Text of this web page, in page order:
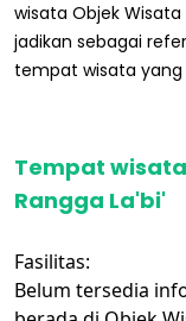
wisata Objek
jadikan sebagai
tempat wisata yang
Tempat
Rangga La'bi'
Fasilitas:
Belum tersedia